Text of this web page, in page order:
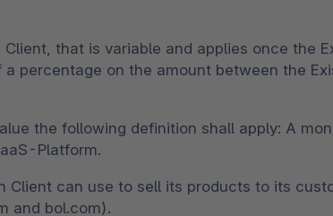
that is variable and applies once the
percentage on the amount between the
the following definition shall apply: A
Platform.
Client can use to sell its products to its
and bol.com).